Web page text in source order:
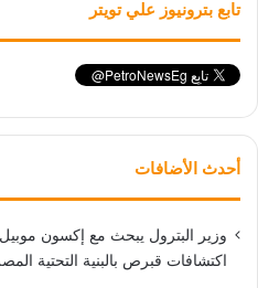
تابع بترونيوز علي تويتر
أحدث الأضافات
وزير البترول يبحث مع إكسون
اكتشافات قبرص بالبنية التحتية